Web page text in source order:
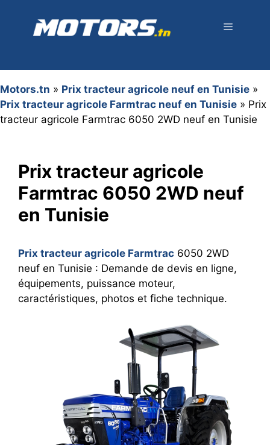
contenu
Motors.tn » Prix tracteur agricole neuf en Tunisie »
Prix tracteur agricole Farmtrac neuf en Tunisie » Prix
tracteur agricole Farmtrac 6050 2WD neuf en Tunisie
Prix tracteur agricole
Farmtrac 6050 2WD neuf
en Tunisie
Prix tracteur agricole Farmtrac 6050 2WD
neuf en Tunisie : Demande de devis en ligne,
équipements, puissance moteur,
caractéristiques, photos et fiche technique.